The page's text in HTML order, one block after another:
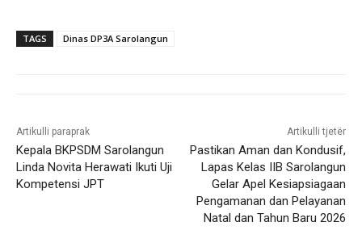
TAGS Dinas DP3A Sarolangun
Artikulli paraprak
Kepala BKPSDM Sarolangun
Linda Novita Herawati Ikuti Uji
Kompetensi JPT
Artikulli tjetër
Pastikan Aman dan Kondusif,
Lapas Kelas IIB Sarolangun
Gelar Apel Kesiapsiagaan
Pengamanan dan Pelayanan
Natal dan Tahun Baru 2026